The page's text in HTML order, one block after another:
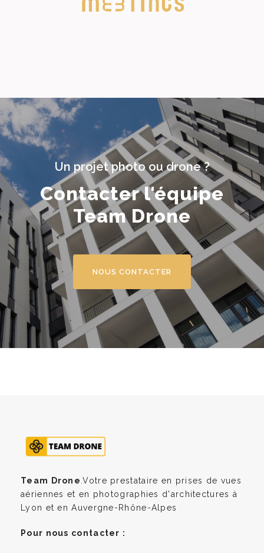
Un projet photo ou drone ?
Contacter l'équipe
Team Drone
NOUS CONTACTER
Team Drone.Votre prestataire en prises de vues
aériennes et en photographies d'architectures à
Lyon et en Auvergne-Rhône-Alpes
Pour nous contacter :